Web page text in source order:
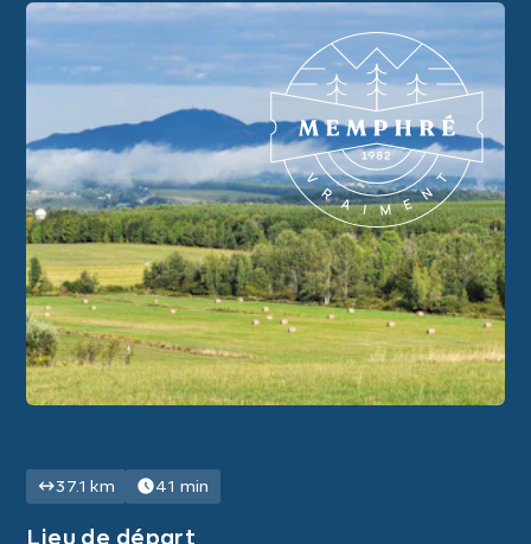
37.1 km 41 min
Lieu de départ